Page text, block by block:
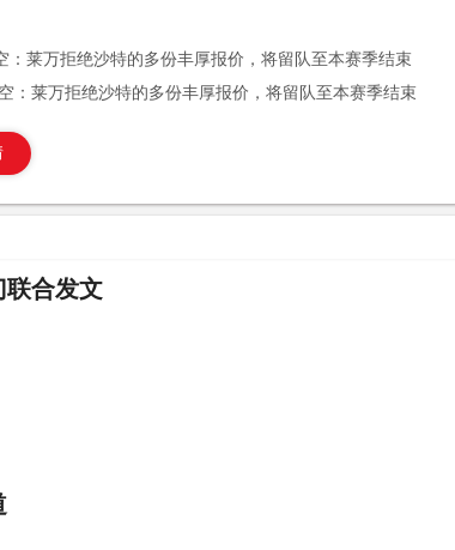
：莱万拒绝沙特的多份丰厚报价，将留队至本赛季结束
：莱万拒绝沙特的多份丰厚报价，将留队至本赛季结束
联合发文